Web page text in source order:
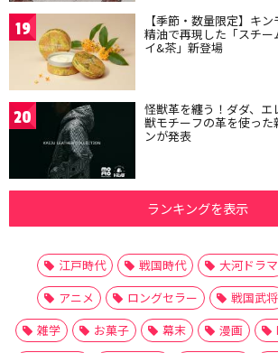
19 【季節・数量限定】キ
精油で再現した「スチ
イ&茶」新登場
20 怪獣革を纏う！ダダ、
獣モチーフの革を使った
ンが発表
ランキングを表示
江戸時代 戦国時代 大河ドラマ
アニメ
ロングセラー 戦国武将
雑学
お菓子 幕末 漫画